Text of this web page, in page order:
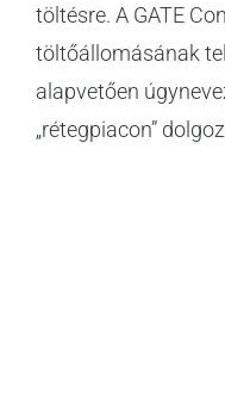
töltésre. A GATE
töltőállomásának
alapvetően
„rétegpiacon”